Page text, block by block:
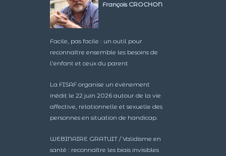
François CROCHON
Facile, pas facile : un outil pour
reconnaître ensemble les besoins de
l’enfant et ceux du parent
La FISAF organise un événement
inédit le 22 juin 2026 autour de la vie
affective, relationnelle et sexuelle des
personnes en situation de handicap.
WEBINAIRE GRATUIT / Validisme en
santé : reconnaître les biais invisibles